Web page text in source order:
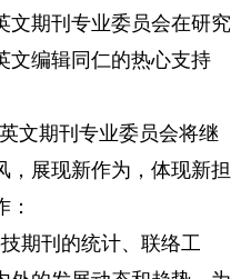
文期刊专业委员会在研究
文编辑同仁的热心支持
文期刊专业委员会将继
，展现新作为，体现新担
期刊的统计、联络工